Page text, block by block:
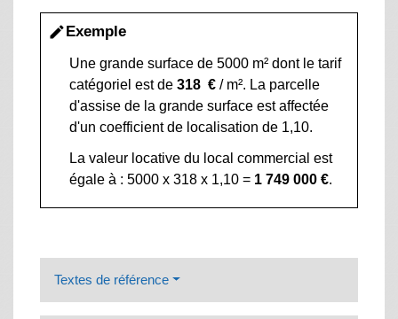
editExemple
Une grande surface de 5000 m² dont le tarif
catégoriel est de 318 € / m². La parcelle
d'assise de la grande surface est affectée
d'un coefficient de localisation de 1,10.
La valeur locative du local commercial est
égale à : 5000 x 318 x 1,10 = 1 749 000 €.
Textes de référence